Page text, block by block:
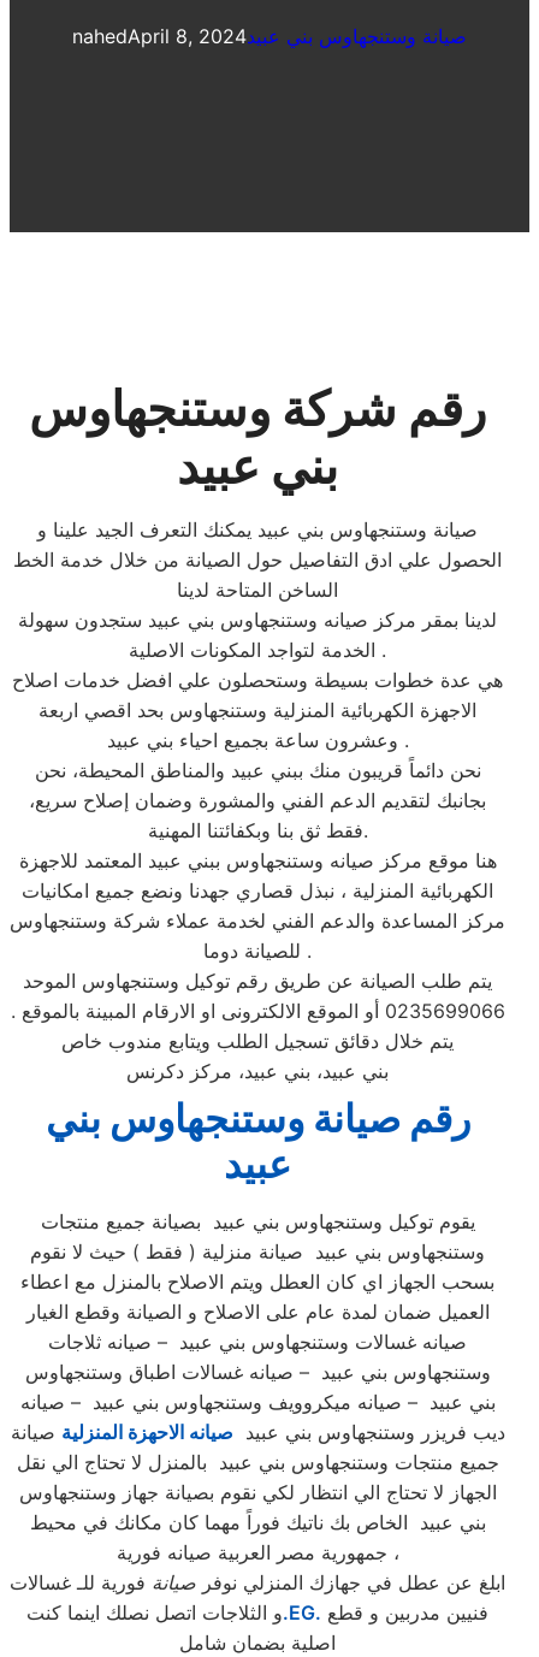
nahedApril 8, 2024صيانة وستنجهاوس بني عبيد
رقم شركة وستنجهاوس
بني عبيد
صيانة وستنجهاوس بني عبيد يمكنك التعرف الجيد علينا و
الحصول علي ادق التفاصيل حول الصيانة من خلال خدمة الخط
الساخن المتاحة لدينا
لدينا بمقر مركز صيانه وستنجهاوس بني عبيد ستجدون سهولة
الخدمة لتواجد المكونات الاصلية .
هي عدة خطوات بسيطة وستحصلون علي افضل خدمات اصلاح
الاجهزة الكهربائية المنزلية وستنجهاوس بحد اقصي اربعة
وعشرون ساعة بجميع احياء بني عبيد .
نحن دائماً قريبون منك ببني عبيد والمناطق المحيطة، نحن
بجانبك لتقديم الدعم الفني والمشورة وضمان إصلاح سريع،
فقط ثق بنا وبكفائتنا المهنية.
هنا موقع مركز صيانه وستنجهاوس ببني عبيد المعتمد للاجهزة
الكهربائية المنزلية ، نبذل قصاري جهدنا ونضع جميع امكانيات
مركز المساعدة والدعم الفني لخدمة عملاء شركة وستنجهاوس
للصيانة دوما .
يتم طلب الصيانة عن طريق رقم توكيل وستنجهاوس الموحد
0235699066 أو الموقع الالكترونى او الارقام المبينة بالموقع .
يتم خلال دقائق تسجيل الطلب ويتابع مندوب خاص
بني عبيد، بني عبيد، مركز دكرنس
رقم صيانة وستنجهاوس بني
عبيد
يقوم توكيل وستنجهاوس بني عبيد بصيانة جميع منتجات
وستنجهاوس بني عبيد صيانة منزلية ( فقط ) حيث لا نقوم
بسحب الجهاز اي كان العطل ويتم الاصلاح بالمنزل مع اعطاء
العميل ضمان لمدة عام على الاصلاح و الصيانة وقطع الغيار
صيانه غسالات وستنجهاوس بني عبيد – صيانه ثلاجات
وستنجهاوس بني عبيد – صيانه غسالات اطباق وستنجهاوس
بني عبيد – صيانه ميكروويف وستنجهاوس بني عبيد – صيانه
ديب فريزر وستنجهاوس بني عبيد صيانه الاحهزة المنزلية صيانة
جميع منتجات وستنجهاوس بني عبيد بالمنزل لا تحتاج الي نقل
الجهاز لا تحتاج الي انتظار لكي نقوم بصيانة جهاز وستنجهاوس
بني عبيد الخاص بك ناتيك فوراً مهما كان مكانك في محيط
جمهورية مصر العربية صيانه فورية ،
ابلغ عن عطل في جهازك المنزلي نوفر صيانة فورية للـ غسالات
و الثلاجات اتصل نصلك اينما كنت.EG.
اصلية بضمان شامل